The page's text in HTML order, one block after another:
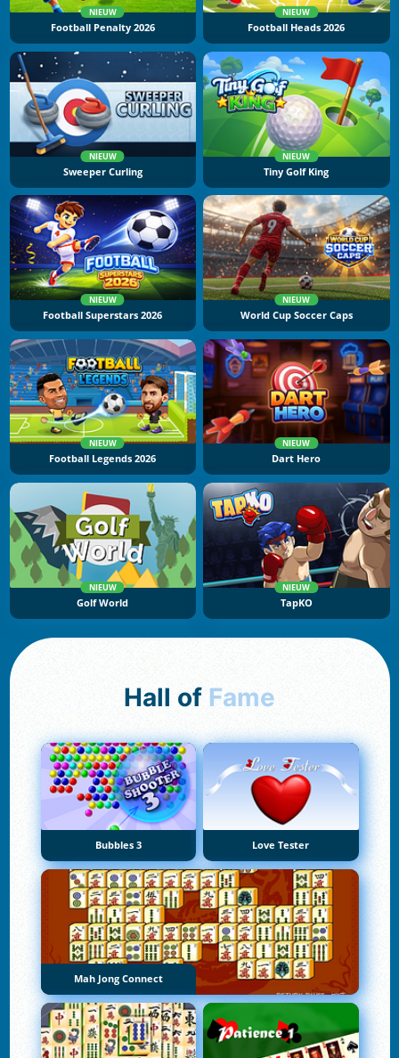
NIEUW
Football Penalty 2026
NIEUW
Football Heads 2026
NIEUW
Sweeper Curling
NIEUW
Tiny Golf King
NIEUW
Football Superstars 2026
NIEUW
World Cup Soccer Caps
NIEUW
Football Legends 2026
NIEUW
Dart Hero
NIEUW
Golf World
NIEUW
TapKO
Hall of Fame
Bubbles 3 Love Tester
Mah Jong Connect